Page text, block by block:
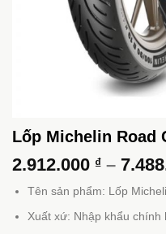
Lốp Michelin Road
2.912.000 ₫ –
Tên sản phẩm: Lốp
Xuất xứ: Nhập khẩu chính